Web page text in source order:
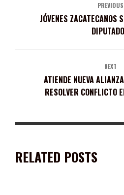
PREVIOUS
JÓVENES ZACATECANOS
NEXT
ATIENDE NUEVA
RESOLVER CONFLICTO
RELATED POSTS